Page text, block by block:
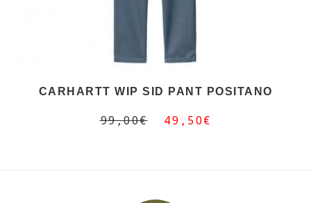
CARHARTT WIP SID PANT POSITANO
99,00€ 49,50€